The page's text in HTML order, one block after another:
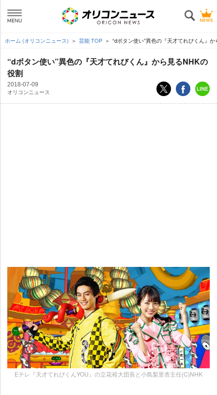
ホーム (オリコンニュース) 芸能 TOP “dボタン使い”異色の『天才てれびくん』
“dボタン使い”異色の『天才てれびくん』から見るNHKの
役割
2018-07-09
オリコンニュース
Eテレ『天才てれびくんYOU』の立花裕大団長と小島梨里杏主任(C)NHK